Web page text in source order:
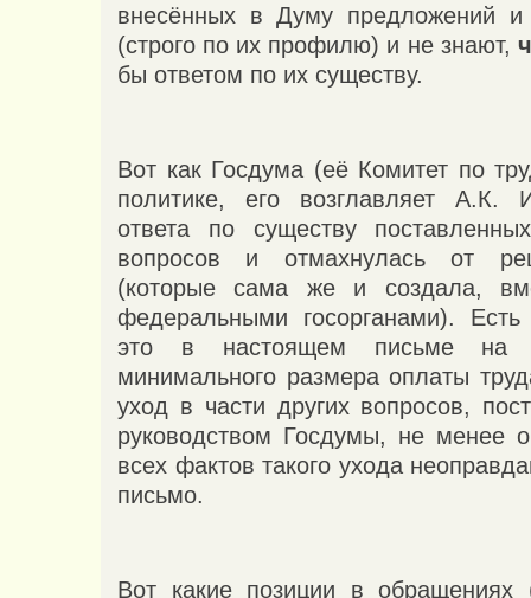
внесённых в Думу предложений и
(строго по их профилю) и не знают,
бы ответом по их существу.
Вот как Госдума (её Комитет по
политике, его возглавляет А.К.
ответа по существу
вопросов и отмахнулась от
(которые сама же и создала,
федеральными госорганами).
это в настоящем письме на
минимального размера оплаты
уход в части других вопросов,
руководством Госдумы, не менее
всех фактов такого ухода
письмо.
Вот какие позиции в